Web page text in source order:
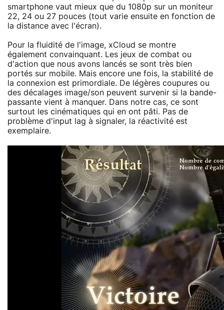
smartphone vaut mieux que du 1080p sur un moniteur
22, 24 ou 27 pouces (tout varie ensuite en fonction de
la distance avec l'écran).
Pour la fluidité de l'image, xCloud se montre
également convainquant. Les jeux de combat ou
d'action que nous avons lancés se sont très bien
portés sur mobile. Mais encore une fois, la stabilité de
la connexion est primordiale. De légères coupures ou
des décalages image/son peuvent survenir si la bande-
passante vient à manquer. Dans notre cas, ce sont
surtout les cinématiques qui en ont pâti. Pas de
problème d'input lag à signaler, la réactivité est
exemplaire.